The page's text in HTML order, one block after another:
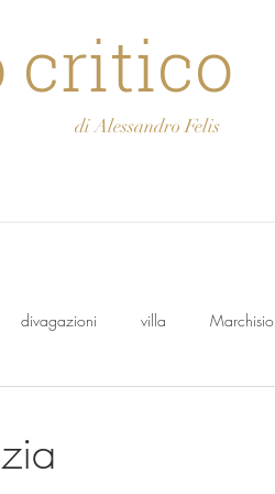
critico
Felis
divagazioni villa Marchisio